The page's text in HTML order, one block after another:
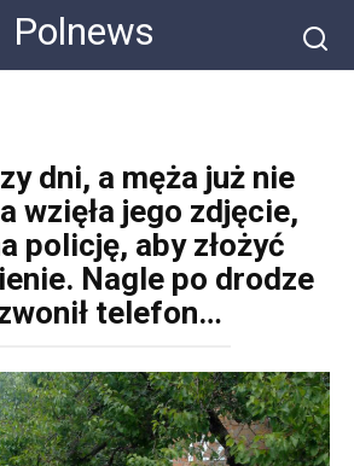
Polnews
dni, a męża już nie
wzięła jego zdjęcie,
policję, aby złożyć
Nagle po drodze
telefon…